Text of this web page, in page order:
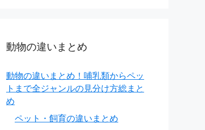
動物の違いまとめ
動物の違いまとめ！哺乳類からペッ
トまで全ジャンルの見分け方総まと
め
ペット・飼育の違いまとめ